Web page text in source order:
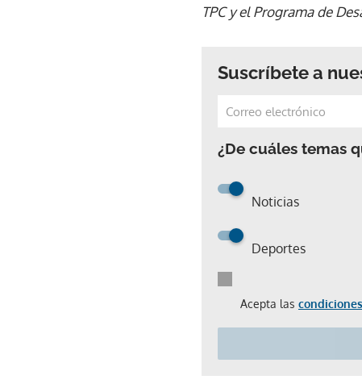
TPC y el Programa de
Suscríbete a
¿De cuáles temas
Noticias
Deportes
Acepta las